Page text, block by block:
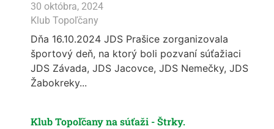
30 októbra, 2024
Klub Topoľčany
Dňa 16.10.2024 JDS Prašice zorganizovala
športový deň, na ktorý boli pozvaní súťažiaci
JDS Závada, JDS Jacovce, JDS Nemečky, JDS
Žabokreky...
Klub Topoľčany na súťaži - Štrky.